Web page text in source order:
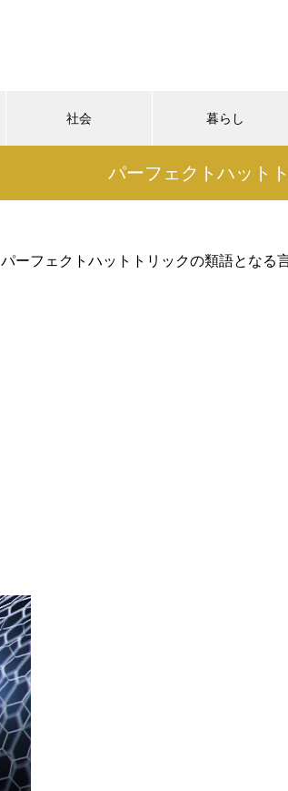
社会 暮らし
パーフェクトハット
パーフェクトハットトリックの類語となる